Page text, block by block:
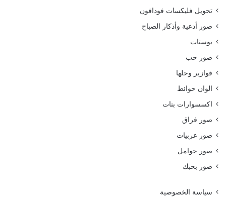
تحويل فليكسات فودافون
صور أدعية وأذكار الصباح
بوستات
صور حب
فوازير وحلها
الوان حوائط
اكسسوارات بنات
صور فراق
صور عربيات
صور حوامل
صور بحبك
سياسة الخصوصية